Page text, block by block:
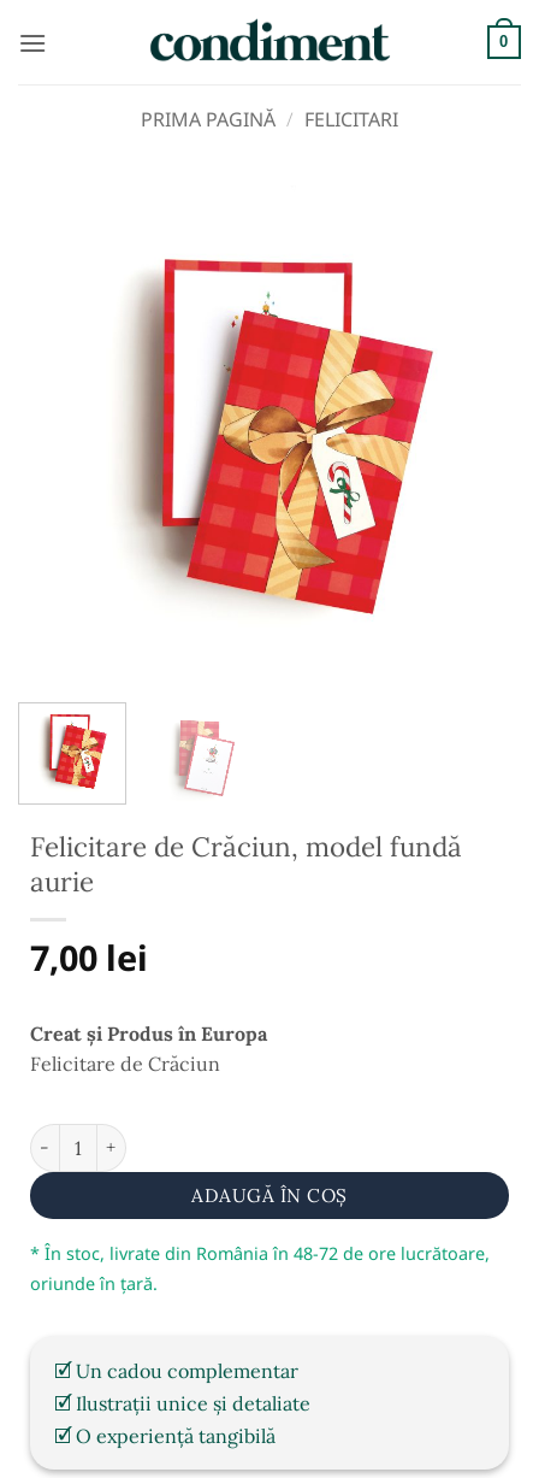
0
PRIMA PAGINĂ / FELICITARI
Felicitare de Crăciun, model fundă
aurie
7,00 lei
Creat și Produs în Europa
Felicitare de Crăciun
Cantitate Felicitare de Crăciun, model fundă aurie
ADAUGĂ ÎN COȘ
* În stoc, livrate din România în 48-72 de ore lucrătoare,
oriunde în țară.
🗹 Un cadou complementar
🗹 Ilustrații unice și detaliate
🗹 O experiență tangibilă